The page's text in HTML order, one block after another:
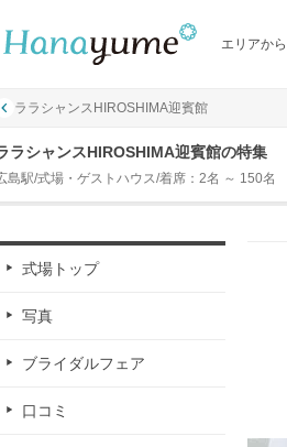
エリアか
ララシャンスHIROSHIMA迎賓館
ラシャンスHIROSHIMA迎賓館の特集
島駅/式場・ゲストハウス/着席：2名 ～ 150名
式場トップ
写真
ブライダルフェア
口コミ